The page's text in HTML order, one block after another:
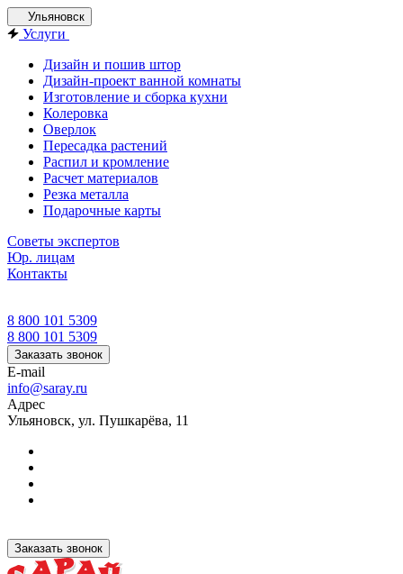
Ульяновск
Услуги
Дизайн и пошив штор
Дизайн-проект ванной комнаты
Изготовление и сборка кухни
Колеровка
Оверлок
Пересадка растений
Распил и кромление
Расчет материалов
Резка металла
Подарочные карты
Советы экспертов
Юр. лицам
Контакты
8 800 101 5309
8 800 101 5309
Заказать звонок
E-mail
info@saray.ru
Адрес
Ульяновск, ул. Пушкарёва, 11
Заказать звонок